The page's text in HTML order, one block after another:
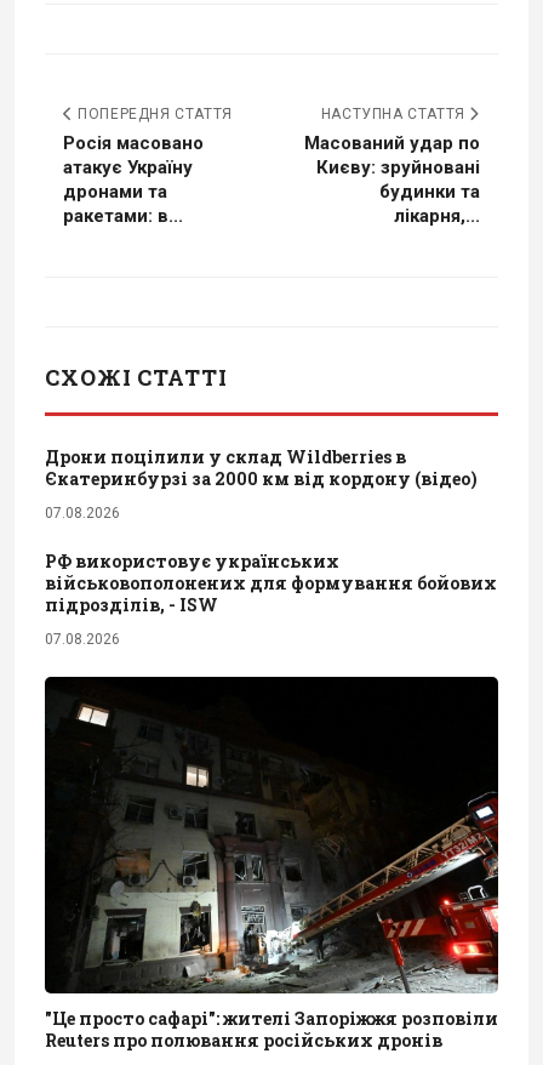
ПОПЕРЕДНЯ СТАТТЯ
Росія масовано
атакує Україну
дронами та
ракетами: в...
НАСТУПНА СТАТТЯ
Масований удар по
Києву: зруйновані
будинки та
лікарня,...
СХОЖІ СТАТТІ
Дрони поцілили у склад Wildberries в
Єкатеринбурзі за 2000 км від кордону (відео)
07.08.2026
РФ використовує українських
військовополонених для формування бойових
підрозділів, - ISW
07.08.2026
"Це просто сафарі": жителі Запоріжжя розповіли
Reuters про полювання російських дронів